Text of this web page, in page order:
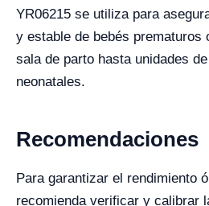
YR06215 se utiliza para
y estable de bebés prematuros
sala de parto hasta unidades
neonatales.
Recomendaciones
Para garantizar el rendimiento
recomienda verificar y calibrar